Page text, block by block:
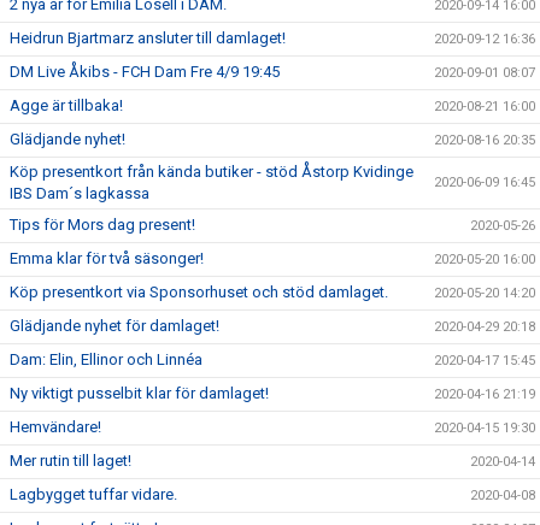
2 nya år för Emilia Losell i DAM. 2020-09-14 16:00
Heidrun Bjartmarz ansluter till damlaget! 2020-09-12 16:36
DM Live Åkibs - FCH Dam Fre 4/9 19:45 2020-09-01 08:07
Agge är tillbaka! 2020-08-21 16:00
Glädjande nyhet! 2020-08-16 20:35
Köp presentkort från kända butiker - stöd Åstorp Kvidinge
IBS Dam´s lagkassa
2020-06-09 16:45
Tips för Mors dag present! 2020-05-26
Emma klar för två säsonger! 2020-05-20 16:00
Köp presentkort via Sponsorhuset och stöd damlaget. 2020-05-20 14:20
Glädjande nyhet för damlaget! 2020-04-29 20:18
Dam: Elin, Ellinor och Linnéa 2020-04-17 15:45
Ny viktigt pusselbit klar för damlaget! 2020-04-16 21:19
Hemvändare! 2020-04-15 19:30
Mer rutin till laget! 2020-04-14
Lagbygget tuffar vidare. 2020-04-08